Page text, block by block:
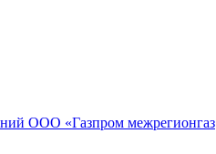
ООО «Газпром межрегионгаз